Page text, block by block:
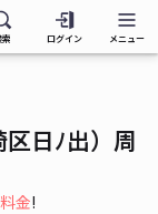
ログイン メニュー
日ﾉ出）周
金!